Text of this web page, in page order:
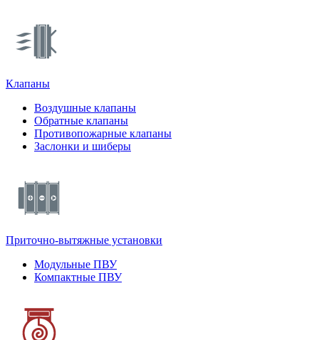
Клапаны
Воздушные клапаны
Обратные клапаны
Противопожарные клапаны
Заслонки и шиберы
Приточно-вытяжные установки
Модульные ПВУ
Компактные ПВУ